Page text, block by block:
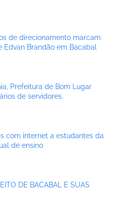
de direcionamento marcam
Edvan Brandão em Bacabal
Prefeitura de Bom Lugar
de servidores.
com internet a estudantes da
de ensino
DE BACABAL E SUAS